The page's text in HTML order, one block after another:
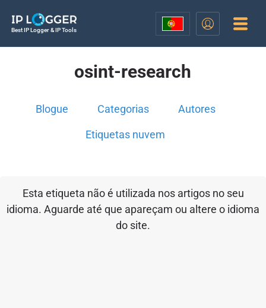
Best IP Logger & IP Tools
osint-research
Blogue Categorias Autores
Etiquetas nuvem